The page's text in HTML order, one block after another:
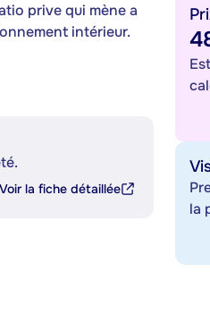
prive qui mène a
intérieur.
Voir la fiche détaillée
la